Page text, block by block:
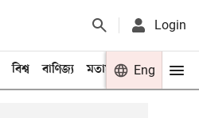
Login
বিশ্ব বাণিজ্য মতামত খেলা
Eng